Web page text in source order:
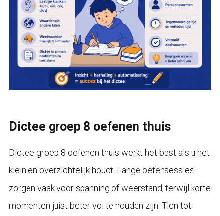
Dictee groep 8 oefenen thuis
Dictee groep 8 oefenen thuis werkt het best als u het
klein en overzichtelijk houdt. Lange oefensessies
zorgen vaak voor spanning of weerstand, terwijl korte
momenten juist beter vol te houden zijn. Tien tot